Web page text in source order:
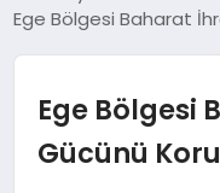
TEKNOLOJI
SIYASET
SPOR
Ege Bölgesi Baharat
Ege Bölgesi
Gücünü